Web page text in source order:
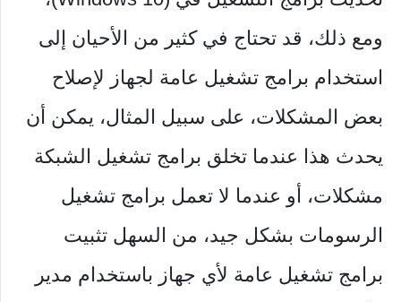
ومع ذلك، قد تحتاج في كثير من الأحيان إلى
استخدام برامج تشغيل عامة لجهاز لإصلاح
بعض المشكلات، على سبيل المثال، يمكن أن
يحدث هذا عندما تخلق برامج تشغيل الشبكة
مشكلات، أو عندما لا تعمل برامج تشغيل
الرسومات بشكل جيد، من السهل تثبيت
برامج تشغيل عامة لأي جهاز باستخدام مدير